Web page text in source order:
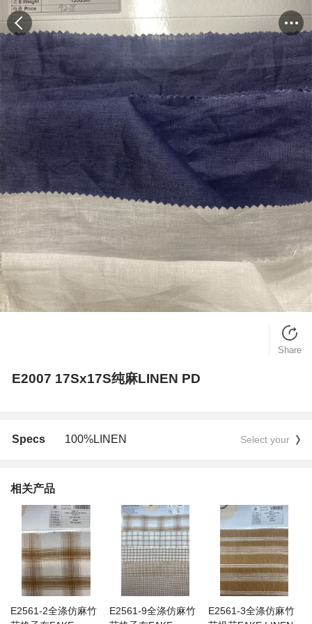
Share
E2007 17Sx17S纯麻LINEN PD
Specs 100%LINEN Select your
相关产品
E2561-2全涤仿麻竹
E2561-9全涤仿麻竹
E2561-3全涤仿麻竹